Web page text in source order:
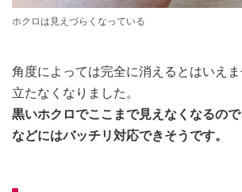
ホクロは見えづらくなっている
角度によっては完全に消えるとはいえ
立たなくなりました。
黒いホクロでここまで見えなくなるの
などにはバッチリ対応できそうです。